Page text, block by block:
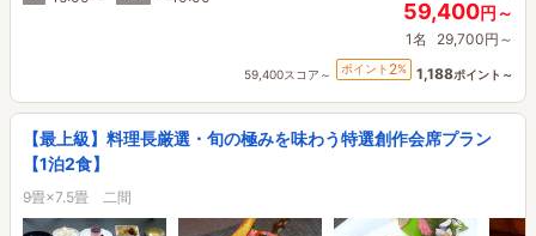
59,400円～
1名 29,700円～
59,400スコア～ ポイント 2% 1,188ポイント～
【最上級】料理長厳選・旬の極みを味わう特選創作会席プラン
【1泊2食】
9畳×7.5畳 二間